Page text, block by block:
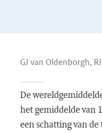
GJ van Oldenborgh,
De
het gemiddelde van
een schatting van